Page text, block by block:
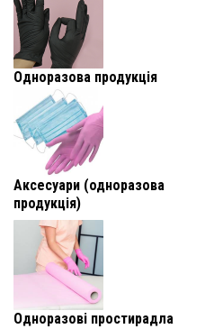
Одноразова продукція
Аксесуари (одноразова
продукція)
Одноразові простирадла